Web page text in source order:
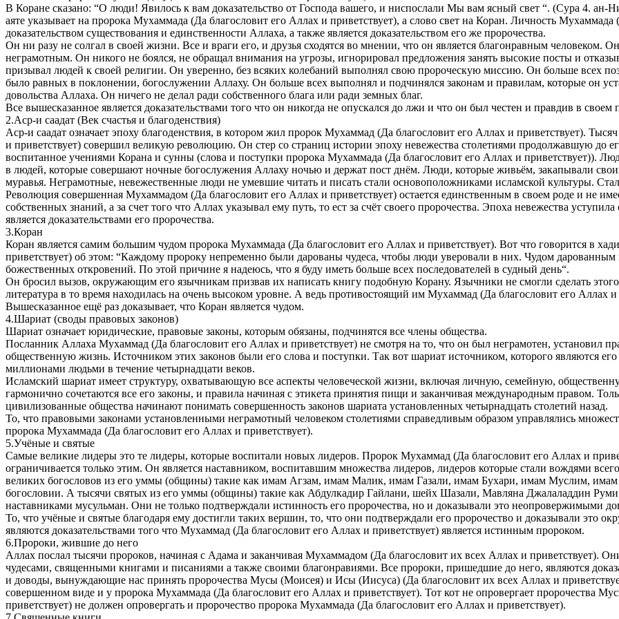
В Коране сказано: “О люди! Явилось к вам доказательство от Господа вашего, и ниспослали Мы вам ясный свет “. (Сура 4. ан-
аяте указывает на пророка Мухаммада (Да благословит его Аллах и приветствует), а слово свет на Коран. Личность Мухаммада
доказательством существования и единственности Аллаха, а также является доказательством его же пророчества.
Он ни разу не солгал в своей жизни. Все и враги его, и друзья сходятся во мнении, что он является благонравным человеком.
неграмотным. Он никого не боялся, не обращал внимания на угрозы, игнорировал предложения занять высокие посты и
призывал людей к своей религии. Он уверенно, без всяких колебаний выполнял свою пророческую миссию. Он больше всех
было равных в поклонении, богослужении Аллаху. Он больше всех выполнял и подчинялся законам и правилам, которые он
довольства Аллаха. Он ничего не делал ради собственного блага или ради земных благ.
Все вышесказанное является доказательствами того что он никогда не опускался до лжи и что он был честен и правдив в своем
2.Аср-и саадат (Век счастья и благоденствия)
Аср-и саадат означает эпоху благоденствия, в котором жил пророк Мухаммад (Да благословит его Аллах и приветствует).
и приветствует) совершил великую революцию. Он стер со страниц истории эпоху невежества столетиями продолжавшую до
воспитанное учениями Корана и сунны (слова и поступки пророка Мухаммада (Да благословит его Аллах и приветствует)).
в людей, которые совершают ночные богослужения Аллаху ночью и держат пост днём. Люди, которые живьём, закапывали
муравья. Неграмотные, невежественные люди не умевшие читать и писать стали основоположниками исламской культуры.
Революция совершенная Мухаммадом (Да благословит его Аллах и приветствует) остается единственным в своем роде и не
собственных знаний, а за счет того что Аллах указывал ему путь, то ест за счёт своего пророчества. Эпоха невежества
является доказательствами его пророчества.
3.Коран
Коран является самим большим чудом пророка Мухаммада (Да благословит его Аллах и приветствует). Вот что говорится в
приветствует) об этом: “Каждому пророку непременно были дарованы чудеса, чтобы люди уверовали в них. Чудом
божественных откровений. По этой причине я надеюсь, что я буду иметь больше всех последователей в судный день“.
Он бросил вызов, окружающим его язычникам призвав их написать книгу подобную Корану. Язычники не смогли сделать этого,
литература в то время находилась на очень высоком уровне. А ведь противостоящий им Мухаммад (Да благословит его Аллах
Вышесказанное ещё раз доказывает, что Коран является чудом.
4.Шариат (своды правовых законов)
Шариат означает юридические, правовые законы, которым обязаны, подчинятся все члены общества.
Посланник Аллаха Мухаммад (Да благословит его Аллах и приветствует) не смотря на то, что он был неграмотен, установил
общественную жизнь. Источником этих законов были его слова и поступки. Так вот шариат источником, которого являются
миллионами людьми в течение четырнадцати веков.
Исламский шариат имеет структуру, охватывающую все аспекты человеческой жизни, включая личную, семейную,
гармонично сочетаются все его законы, и правила начиная с этикета принятия пищи и заканчивая международным правом.
цивилизованные общества начинают понимать совершенность законов шариата установленных четырнадцать столетий назад.
То, что правовыми законами установленными неграмотный человеком столетиями справедливым образом управлялись
пророка Мухаммада (Да благословит его Аллах и приветствует).
5.Учёные и святые
Самые великие лидеры это те лидеры, которые воспитали новых лидеров. Пророк Мухаммад (Да благословит его Аллах и
ограничивается только этим. Он является наставником, воспитавшим множества лидеров, лидеров которые стали вождями
великих богословов из его уммы (общины) такие как имам Агзам, имам Малик, имам Газали, имам Бухари, имам Муслим, имам
богословии. А тысячи святых из его уммы (общины) такие как Абдулкадир Гайлани, шейх Шазали, Мавляна Джалаладдин
наставниками мусульман. Они не только подтверждали истинность его пророчества, но и доказывали это неопровержимыми
То, что учёные и святые благодаря ему достигли таких вершин, то, что они подтверждали его пророчество и доказывали это
являются доказательствами того что Мухаммад (Да благословит его Аллах и приветствует) является истинным пророком.
6.Пророки, жившие до него
Аллах послал тысячи пророков, начиная с Адама и заканчивая Мухаммадом (Да благословит их всех Аллах и приветствует).
чудесами, священными книгами и писаниями а также своими благонравиями. Все пророки, пришедшие до него, являются
и доводы, вынуждающие нас принять пророчества Мусы (Моисея) и Исы (Иисуса) (Да благословит их всех Аллах и
совершенном виде и у пророка Мухаммада (Да благословит его Аллах и приветствует). Тот кот не опровергает пророчества
приветствует) не должен опровергать и пророчество пророка Мухаммада (Да благословит его Аллах и приветствует).